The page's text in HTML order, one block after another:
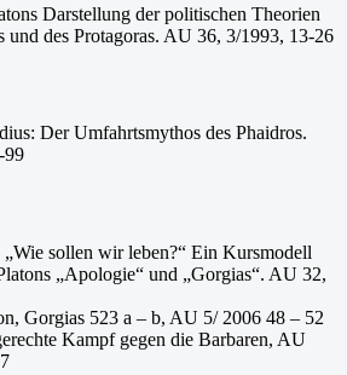
Darstellung der politischen Theorien
und des Protagoras. AU 36, 3/1993, 13-26
Der Umfahrtsmythos des Phaidros.
99
sollen wir leben?“ Ein Kursmodell
„Apologie“ und „Gorgias“. AU 32,
Gorgias 523 a – b, AU 5/ 2006 48 – 52
Kampf gegen die Barbaren, AU